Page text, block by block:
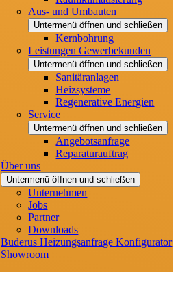
Aus- und Umbauten
Untermenü öffnen und schließen
Kernbohrung
Leistungen Gewerbekunden
Untermenü öffnen und schließen
Sanitäranlagen
Heizsysteme
Regenerative Energien
Service
Untermenü öffnen und schließen
Angebotsanfrage
Reparaturauftrag
Über uns
Untermenü öffnen und schließen
Unternehmen
Jobs
Partner
Downloads
Buderus Heizungsanfrage Konfigurator
Showroom